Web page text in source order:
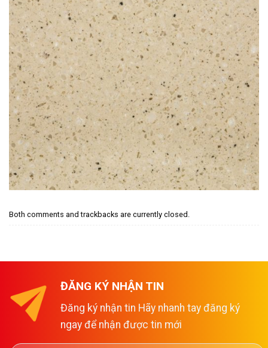
Both comments and trackbacks are currently closed.
ĐĂNG KÝ NHẬN TIN
Đăng ký nhận tin Hãy nhanh tay đăng ký
ngay để nhận được tin mới